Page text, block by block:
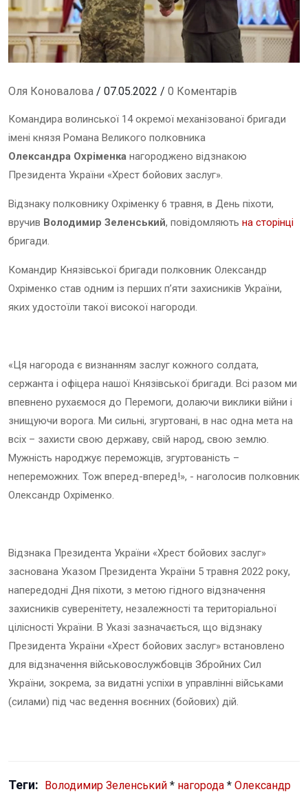
Оля Коновалова / 07.05.2022 / 0 Коментарів
Командира волинської 14 окремої механізованої бригади
імені князя Романа Великого полковника
Олександра Охріменка нагороджено відзнакою
Президента України «Хрест бойових заслуг».
Відзнаку полковнику Охріменку 6 травня, в День піхоти,
вручив Володимир Зеленський, повідомляють на сторінці
бригади.
Командир Князівської бригади полковник Олександр
Охріменко став одним із перших п’яти захисників України,
яких удостоїли такої високої нагороди.
«Ця нагорода є визнанням заслуг кожного солдата,
сержанта і офіцера нашої Князівської бригади. Всі разом ми
впевнено рухаємося до Перемоги, долаючи виклики війни і
знищуючи ворога. Ми сильні, згуртовані, в нас одна мета на
всіх – захисти свою державу, свій народ, свою землю.
Мужність народжує переможців, згуртованість –
непереможних. Тож вперед-вперед!», - наголосив полковник
Олександр Охріменко.
Відзнака Президента України «Хрест бойових заслуг»
заснована Указом Президента України 5 травня 2022 року,
напередодні Дня піхоти, з метою гідного відзначення
захисників суверенітету, незалежності та територіальної
цілісності України. В Указі зазначається, що відзнаку
Президента України «Хрест бойових заслуг» встановлено
для відзначення військовослужбовців Збройних Сил
України, зокрема, за видатні успіхи в управлінні військами
(силами) під час ведення воєнних (бойових) дій.
Теги: Володимир Зеленський * нагорода * Олександр